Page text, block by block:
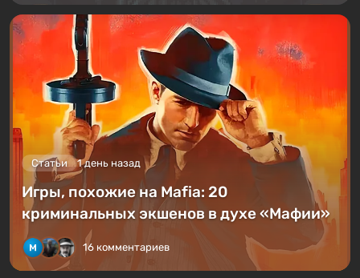
Статьи 1 день назад
Игры, похожие на Mafia: 20
криминальных экшенов в духе «Мафии»
16 комментариев